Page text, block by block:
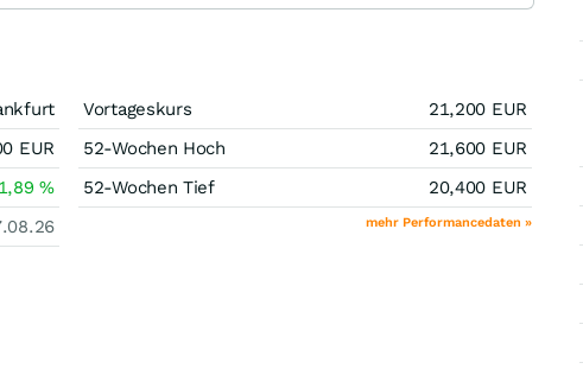
EUR
%
Vortageskurs 21,200 EUR
52-Wochen Hoch
21,600 EUR
52-Wochen Tief
20,400 EUR
mehr Performancedaten »